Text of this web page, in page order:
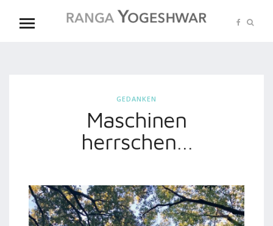
GEDANKEN
Maschinen
herrschen…